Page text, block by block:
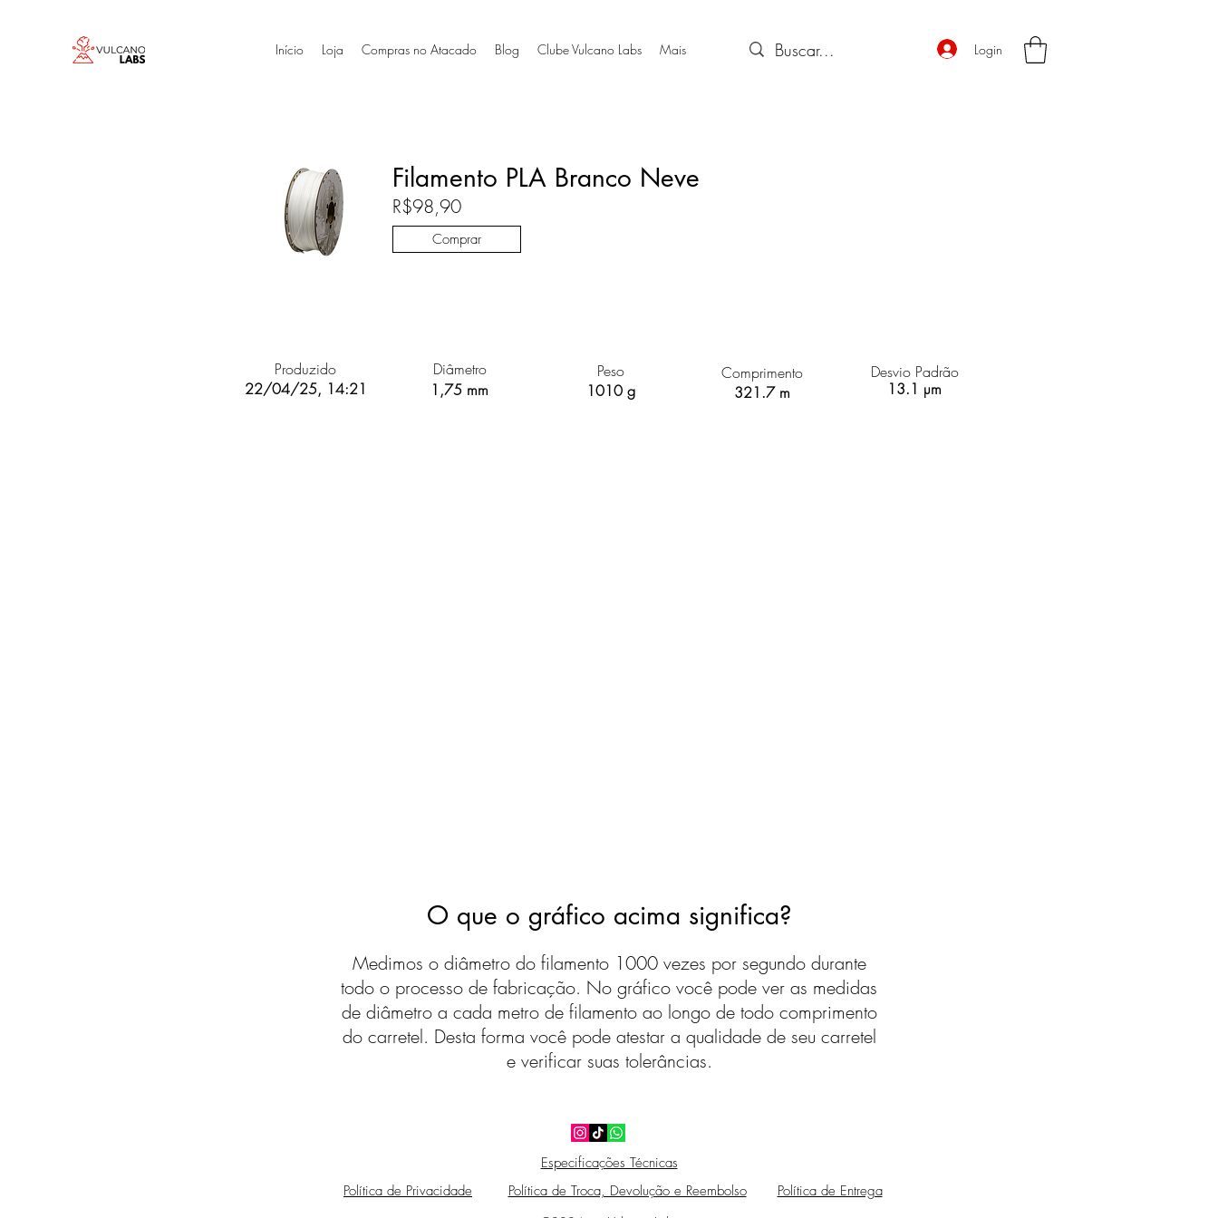
Início Loja Compras no Atacado Blog Clube Vulcano Labs Mais Login
Filamento PLA Branco Neve
R$98,90
Comprar
Produzido
22/04/25, 14:21
Diâmetro
1,75 mm
Peso
1010 g
Comprimento
321.7 m
Desvio Padrão
13.1 µm
O que o gráfico acima significa?
Medimos o diâmetro do filamento 1000 vezes por segundo durante
todo o processo de fabricação. No gráfico você pode ver as medidas
de diâmetro a cada metro de filamento ao longo de todo comprimento
do carretel. Desta forma você pode atestar a qualidade de seu carretel
e verificar suas tolerâncias.
Especificações Técnicas
Política de Privacidade
Política de Troca, Devolução e Reembolso Política de Entrega